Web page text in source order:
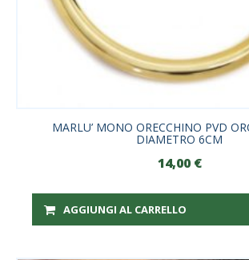
MARLU’ MONO ORECCHINO PVD
DIAMETRO 6CM
14,00 €
AGGIUNGI AL CARRELLO